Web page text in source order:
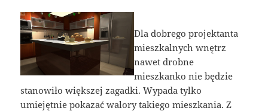
Dla dobrego projektanta
mieszkalnych wnętrz
nawet drobne
mieszkanko nie będzie
stanowiło większej zagadki. Wypada tylko
umiejętnie pokazać walory takiego mieszkania. Z